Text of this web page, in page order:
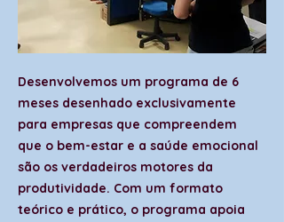
Desenvolvemos um programa de 6
meses desenhado exclusivamente
para empresas que compreendem
que o bem-estar e a saúde emocional
são os verdadeiros motores da
produtividade. Com um formato
teórico e prático, o programa apoia